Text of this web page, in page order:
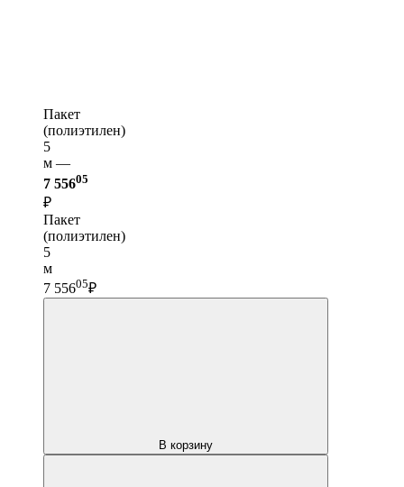
Пакет
(полиэтилен)
5
м —
7 55605
₽
Пакет
(полиэтилен)
5
м
7 55605₽
В корзину